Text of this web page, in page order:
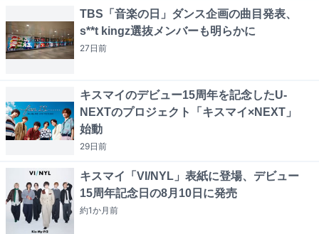
TBS「音楽の日」ダンス企画の曲目発表、
s**t kingz選抜メンバーも明らかに
27日前
キスマイのデビュー15周年を記念したU-
NEXTのプロジェクト「キスマイ×NEXT」
始動
29日前
キスマイ「VI/NYL」表紙に登場、デビュー
15周年記念日の8月10日に発売
約1か月前